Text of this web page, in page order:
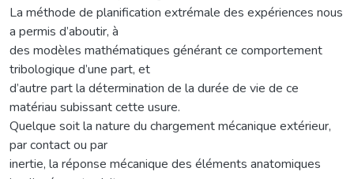
La méthode de planification extrémale des expériences nous
a permis d’aboutir, à
des modèles mathématiques générant ce comportement
tribologique d’une part, et
d’autre part la détermination de la durée de vie de ce
matériau subissant cette usure.
Quelque soit la nature du chargement mécanique extérieur,
par contact ou par
inertie, la réponse mécanique des éléments anatomiques